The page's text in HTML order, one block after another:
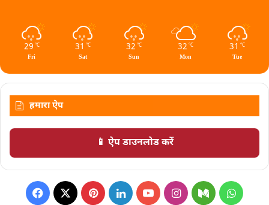
29 ℃
Fri
31 ℃
Sat
32 ℃
Sun
32 ℃
Mon
31 ℃
Tue
हमारा ऐप
📱 ऐप डाउनलोड करें